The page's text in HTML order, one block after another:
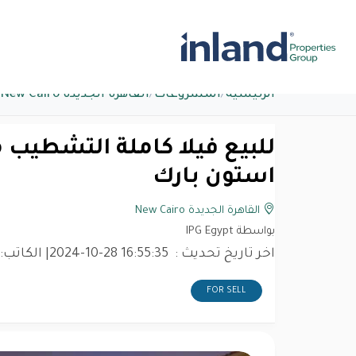
الرئيسية/المشروعات /القاهرة الجديدة New Cairo
استون بارك
القاهرة الجديدة New Cairo
بواسطة IPG Egypt
اخر تاريخ تحديث : 2024-10-28 16:55:35
|
FOR SELL